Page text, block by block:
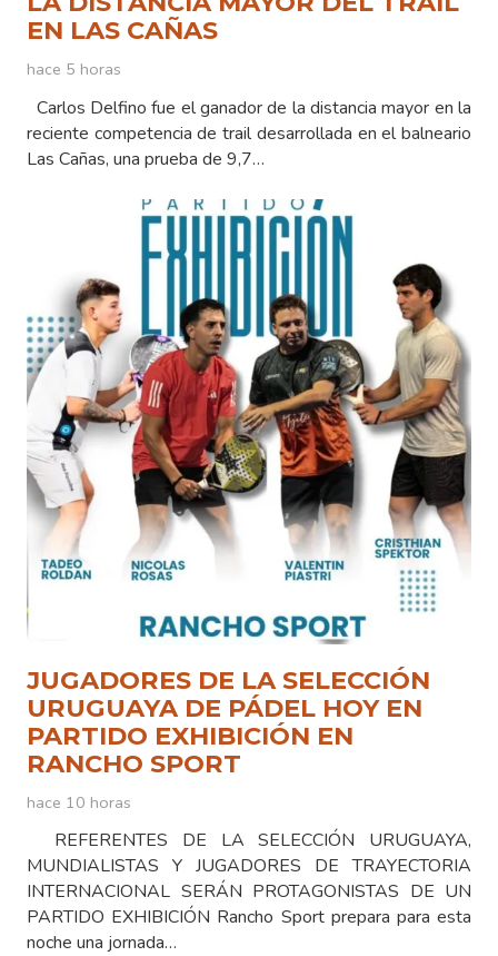
EN LAS CAÑAS
hace 5 horas
Carlos Delfino fue el ganador de la distancia mayor en la
reciente competencia de trail desarrollada en el balneario
Las Cañas, una prueba de 9,7…
JUGADORES DE LA SELECCIÓN
URUGUAYA DE PÁDEL HOY EN
PARTIDO EXHIBICIÓN EN
RANCHO SPORT
hace 10 horas
REFERENTES DE LA SELECCIÓN URUGUAYA,
MUNDIALISTAS Y JUGADORES DE TRAYECTORIA
INTERNACIONAL SERÁN PROTAGONISTAS DE UN
PARTIDO EXHIBICIÓN Rancho Sport prepara para esta
noche una jornada…